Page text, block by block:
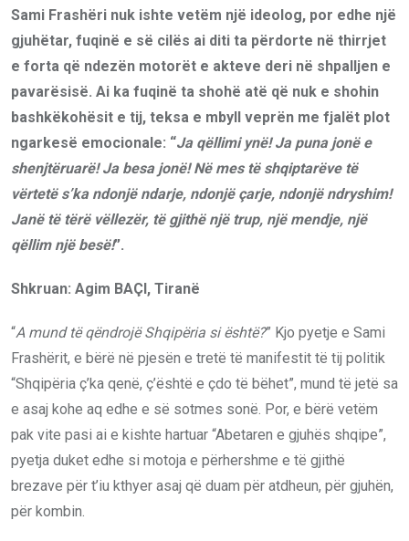
Sami Frashëri nuk ishte vetëm një ideolog, por edhe një
gjuhëtar, fuqinë e së cilës ai diti ta përdorte në thirrjet
e forta që ndezën motorët e akteve deri në shpalljen e
pavarësisë. Ai ka fuqinë ta shohë atë që nuk e shohin
bashkëkohësit e tij, teksa e mbyll veprën me fjalët plot
ngarkesë emocionale: “Ja qëllimi ynë! Ja puna jonë e
shenjtëruarë! Ja besa jonë! Në mes të shqiptarëve të
vërtetë s’ka ndonjë ndarje, ndonjë çarje, ndonjë ndryshim!
Janë të tërë vëllezër, të gjithë një trup, një mendje, një
qëllim një besë!”.
Shkruan: Agim BAÇI, Tiranë
“A mund të qëndrojë Shqipëria si është?” Kjo pyetje e Sami
Frashërit, e bërë në pjesën e tretë të manifestit të tij politik
“Shqipëria ç’ka qenë, ç’është e çdo të bëhet”, mund të jetë sa
e asaj kohe aq edhe e së sotmes sonë. Por, e bërë vetëm
pak vite pasi ai e kishte hartuar “Abetaren e gjuhës shqipe”,
pyetja duket edhe si motoja e përhershme e të gjithë
brezave për t’iu kthyer asaj që duam për atdheun, për gjuhën,
për kombin.